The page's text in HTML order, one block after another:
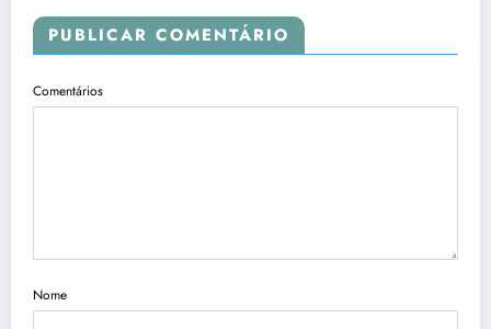
PUBLICAR COMENTÁRIO
Comentários
Nome